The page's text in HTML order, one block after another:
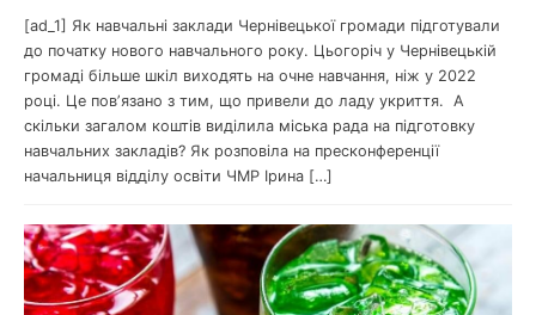
[ad_1] Як навчальні заклади Чернівецької громади підготували
до початку нового навчального року. Цьогоріч у Чернівецькій
громаді більше шкіл виходять на очне навчання, ніж у 2022
році. Це повʼязано з тим, що привели до ладу укриття. А
скільки загалом коштів виділила міська рада на підготовку
навчальних закладів? Як розповіла на пресконференції
начальниця відділу освіти ЧМР Ірина […]